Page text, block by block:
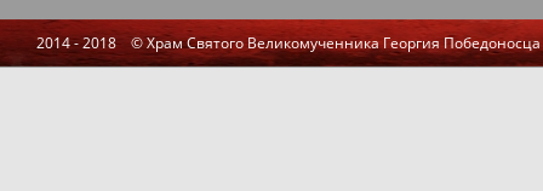
2014 - 2018 © Храм Святого Великомученника Георгия Победоносца